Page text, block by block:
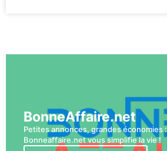
BonneAffaire.net
Petites annonces, grandes économies :
Bonneaffaire.net vous simplifie la vie !